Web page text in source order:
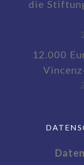
die
12.000